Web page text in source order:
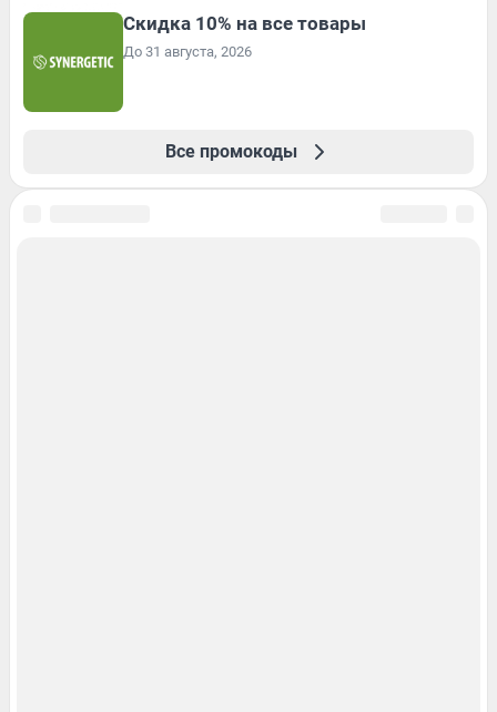
Скидка 10% на все товары
До 31 августа, 2026
Все промокоды